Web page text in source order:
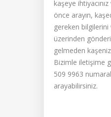
kaşeye
önce arayın,
gereken
üzerinden
gelmeden
Bizimle iletişime
509 9963
arayabilirsiniz.